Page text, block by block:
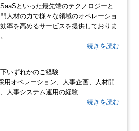
といった最先端のテクノロジーと
人材の力で様々な領域のオペレーショ
率を高めるサービスを提供しておりま
…続きを読む
いずれかのご経験
用オペレーション、人事企画、人材開
人事システム運用の経験
…続きを読む